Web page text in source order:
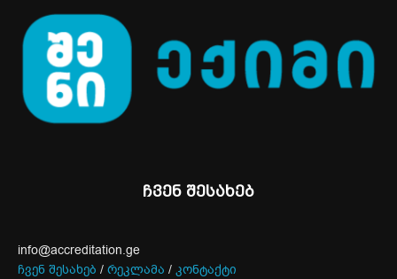
ჩვენ შესახებ
info@accreditation.ge
ჩვენ შესახებ / რეკლამა / კონტაქტი